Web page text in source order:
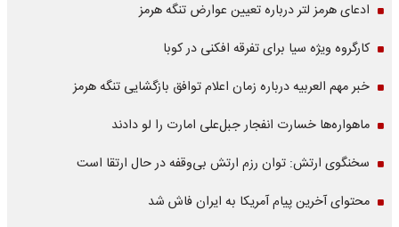
ادعای هرمز لتر درباره تعیین عوارض تنگه هرمز
کارگروه ویژه سیا برای تفرقه افکنی در کوبا
خبر مهم العربیه درباره زمان اعلام توافق بازگشایی تنگه هرمز
ماهواره‌‌ها خسارت انفجار جبل‌علی امارت را لو دادند
سخنگوی ارتش: توان رزم ارتش بی‌وقفه در حال ارتقا است
محتوای آخرین پیام آمریکا به ایران فاش شد